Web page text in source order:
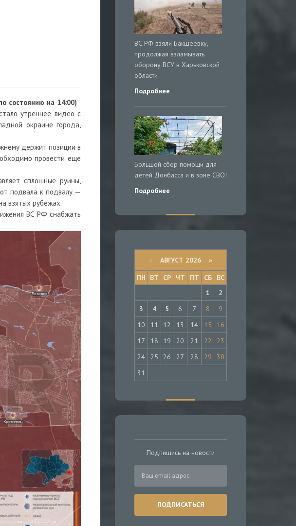
состоянию на 14:00)
утреннее видео с
окраине города,
держит позиции в
провести еще
сплошные руины,
подвала к подвалу —
взятых рубежах.
ВС РФ снабжать
ВС РФ взяли Бакшеевку,
продолжая взламывать
оборону ВСУ в Харьковской
области
Подробнее
Большой сбор помощи для
детей Донбасса и в зоне СВО!
Подробнее
« АВГУСТ 2026 »
ПН
ВТ СР ЧТ ПТ СБ
ВС
1
2
3
4 5 6 7 8
9
10
11 12 13 14 15
16
17
18 19 20 21 22
23
24
25 26 27 28 29
30
31
Подпишись на новости